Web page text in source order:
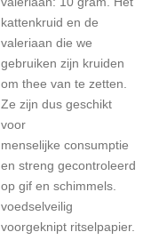
kattenkruid en de
valeriaan die we
gebruiken zijn kruiden
om thee van te zetten.
Ze zijn dus geschikt
voor
menselijke consumptie
en streng gecontroleerd
op gif en schimmels.
voedselveilig
voorgeknipt ritselpapier.